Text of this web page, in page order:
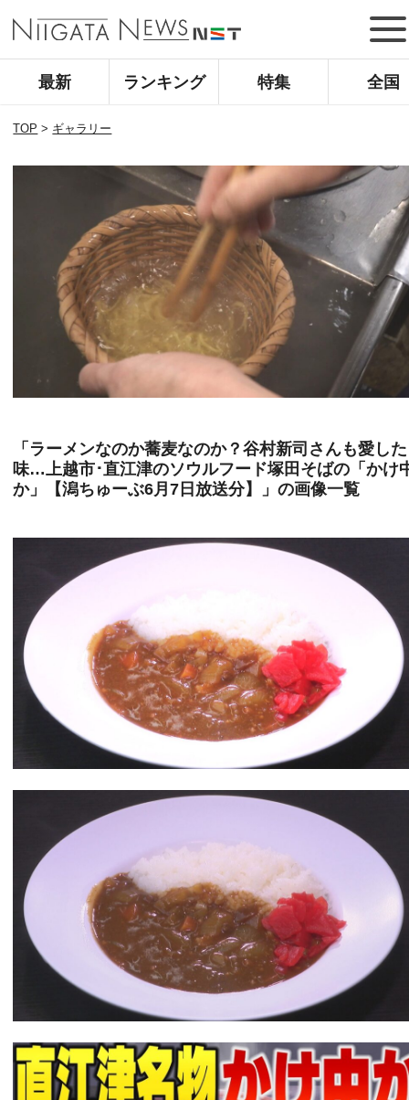
最新 ランキング 特集 全国
TOP > ギャラリー
「ラーメンなのか蕎麦なのか？谷村新司さんも愛した
味…上越市･直江津のソウルフード塚田そばの「かけ
か」【潟ちゅーぶ6月7日放送分】」の画像一覧